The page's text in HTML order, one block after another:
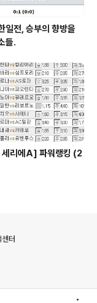
일전, 승부의 향방을
들.
세리에A] 파워랭킹 (2
터